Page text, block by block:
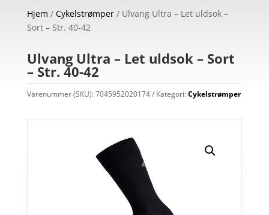
Hjem / Cykelstrømper/ Ulvang Ultra – Let uldsok –
Sort – Str. 40-42
Ulvang Ultra – Let uldsok – Sort
– Str. 40-42
Varenummer (SKU):7045952020174 Kategori:Cykelstrømper